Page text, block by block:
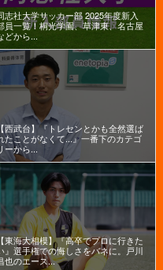
志社大学サッカー部 2025年度新入
員一覧！桐光学園、草津東、名古屋
どから...
【西武台】『トレセンとかも全然選ば
たことがなくて...』一番下のカテゴ
ーから...
【東海大相模】『高卒でプロに行きた
』選手権での悔しさをバネに。戸川
也のエース...